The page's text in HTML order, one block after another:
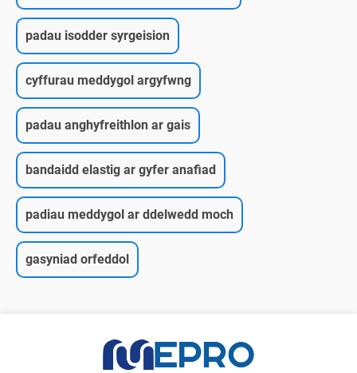
padau isodder syrgeision
cyffurau meddygol argyfwng
padau anghyfreithlon ar gais
bandaidd elastig ar gyfer anafiad
padiau meddygol ar ddelwedd moch
gasyniad orfeddol